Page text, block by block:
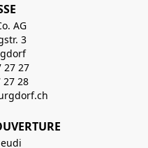
AG
3
27 27
27 28